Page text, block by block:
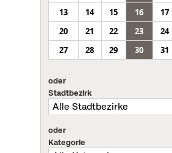
13
14 15 16 17
20
21 22 23 24
27
28 29 30 31
oder
Stadtbezirk
oder
Kategorie